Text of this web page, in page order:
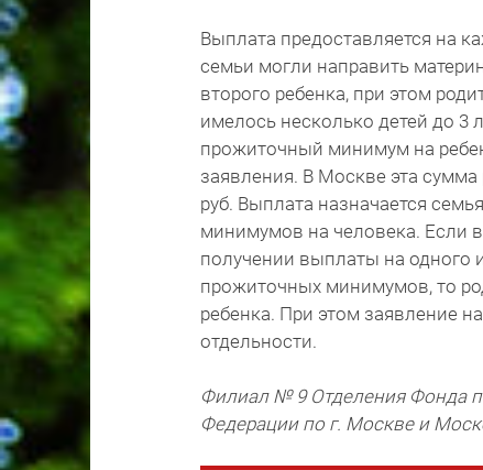
Выплата предоставляется на
семьи могли направить
второго ребенка, при этом
имелось несколько детей до 3
прожиточный минимум на
заявления. В Москве эта
руб. Выплата назначается
минимумов на человека. Если
получении выплаты на одного
прожиточных минимумов, то
ребенка. При этом заявление
отдельности.
Филиал № 9 Отделения Фонда
Федерации по г. Москве и